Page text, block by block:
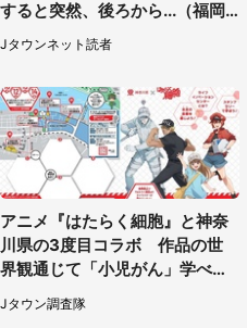
すると突然、後ろから...（福岡
県・30代女性）
Jタウンネット読者
アニメ『はたらく細胞』と神奈
川県の3度目コラボ 作品の世
界観通じて「小児がん」学べる
【8／10～31※平日限定】
Jタウン調査隊